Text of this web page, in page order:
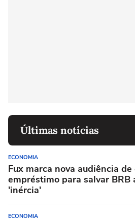
Últimas notícias
ECONOMIA
Fux marca nova audiência
empréstimo para salvar BRB
'inércia'
ECONOMIA